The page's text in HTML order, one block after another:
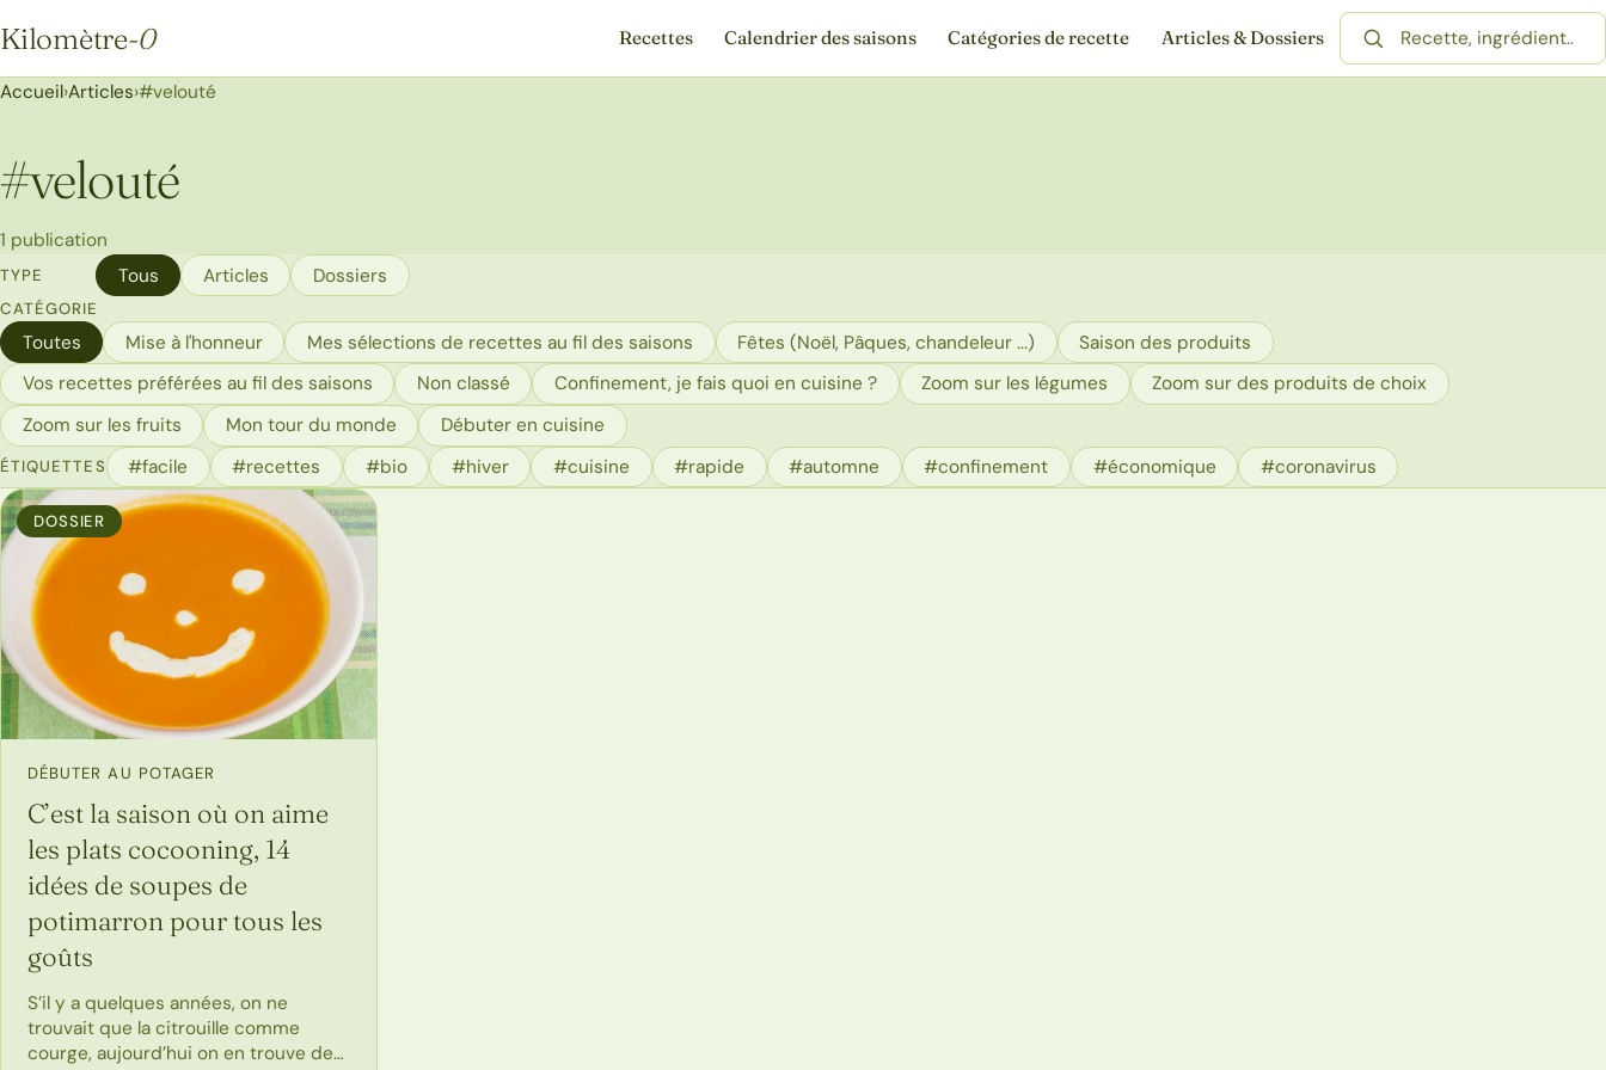
Kilomètre-0
Kilomètre-0
Recettes Calendrier des saisons Catégories de recette Articles & Dossiers
Rechercher une recette
Accueil›Articles›#velouté
#velouté
1 publication
TYPE Tous Articles Dossiers
CATÉGORIE
Toutes Mise à l'honneur Mes sélections de recettes au fil des saisons Fêtes (Noël, Pâques, chandeleur ...)
Saison des produits
Vos recettes préférées au fil des saisons
Non classé Confinement, je fais quoi en cuisine ? Zoom sur les légumes
Zoom sur des produits de choix
Zoom sur les fruits
Mon tour du monde Débuter en cuisine
ÉTIQUETTES #facile #recettes #bio #hiver #cuisine #rapide #automne #confinement #économique #coronavirus
DOSSIER
DÉBUTER AU POTAGER
C’est la saison où on aime
les plats cocooning, 14
idées de soupes de
potimarron pour tous les
goûts
S’il y a quelques années, on ne
trouvait que la citrouille comme
courge, aujourd’hui on en trouve de…